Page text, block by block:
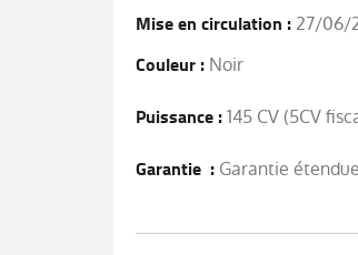
Mise en circulation :27/06/
Couleur : Noir
Puissance :145 CV (5CV
Garantie : Garantie